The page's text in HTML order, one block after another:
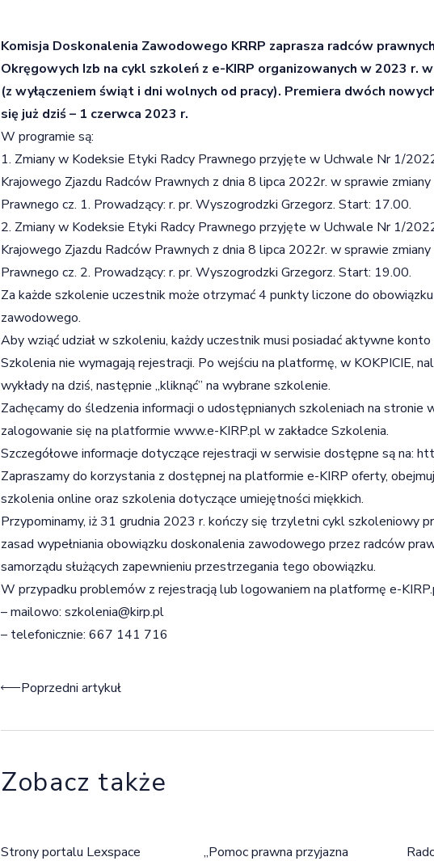
Komisja Doskonalenia Zawodowego KRRP zaprasza radców
Okręgowych Izb na cykl szkoleń z e-KIRP organizowanych w 2023 r.
(z wyłączeniem świąt i dni wolnych od pracy). Premiera dwóch
się już dziś – 1 czerwca 2023 r.
W programie są:
1. Zmiany w Kodeksie Etyki Radcy Prawnego przyjęte w Uchwale Nr 1/
Krajowego Zjazdu Radców Prawnych z dnia 8 lipca 2022r. w sprawie
Prawnego cz. 1. Prowadzący: r. pr. Wyszogrodzki Grzegorz. Start: 17.00.
2. Zmiany w Kodeksie Etyki Radcy Prawnego przyjęte w Uchwale Nr 1/
Krajowego Zjazdu Radców Prawnych z dnia 8 lipca 2022r. w sprawie
Prawnego cz. 2. Prowadzący: r. pr. Wyszogrodzki Grzegorz. Start: 19.00.
Za każde szkolenie uczestnik może otrzymać 4 punkty liczone do
zawodowego.
Aby wziąć udział w szkoleniu, każdy uczestnik musi posiadać aktywne
Szkolenia nie wymagają rejestracji. Po wejściu na platformę, w KOKPICIE,
wykłady na dziś, następnie „kliknąć” na wybrane szkolenie.
Zachęcamy do śledzenia informacji o udostępnianych szkoleniach na stronie
zalogowanie się na platformiewww.e-KIRP.plw zakładce Szkolenia.
Szczegółowe informacje dotyczące rejestracji w serwisie dostępne są na:
Zapraszamy do korzystania z dostępnej na platformie e-KIRP oferty,
szkolenia online oraz szkolenia dotyczące umiejętności miękkich.
Przypominamy, iż 31 grudnia 2023 r. kończy się trzyletni cykl szkoleniowy
zasad wypełniania obowiązku doskonalenia zawodowego przez radców
samorządu służących zapewnieniu przestrzegania tego obowiązku.
W przypadku problemów z rejestracją lub logowaniem na platformę e-
– mailowo: szkolenia@kirp.pl
– telefonicznie: 667 141 716
Nawigacja wpisu
Poprzedni artykuł
Zobacz także
Strony portalu Lexspace
„Pomoc prawna przyjazna